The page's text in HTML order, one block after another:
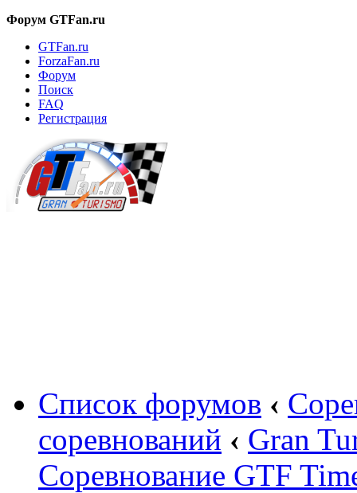
Форум GTFan.ru
GTFan.ru
ForzaFan.ru
Форум
Поиск
FAQ
Регистрация
Список форумов ‹
соревнований ‹ Gran
Соревнование GTF